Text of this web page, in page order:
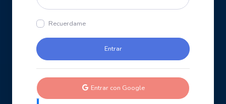
Recuerdame
Entrar con Google